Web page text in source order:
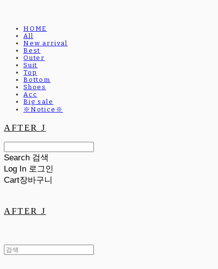
HOME
All
New arrival
Best
Outer
Suit
Top
Bottom
Shoes
Acc
Big sale
※Notice※
AFTER J
Search 검색
Log In 로그인
Cart장바구니
AFTER J